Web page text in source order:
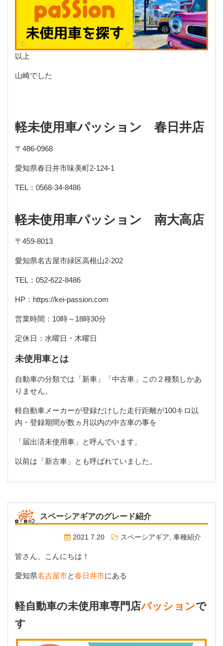
以上
山崎でした
軽未使用車パッション 春日井店
〒 486-0968
愛知県春日井市味美町2-124-1
TEL ： 0568-34-8486
軽未使用車パッション 南大高店
〒 459-8013
愛知県名古屋市緑区高根山2-202
TEL ： 052-622-8486
HP ： https://kei-passion.com
営業時間： 10時～ 18時30分
定休日：水曜日・木曜日
未使用車とは
自動車の分類では「新車」「中古車」この２種類しかあ
りません。
軽自動車メーカーが登録だけした走行距離が100キロ以
内・登録期間が数ヵ月以内の中古車の事を
「届出済未使用車」と呼んでいます。
以前は「新古車」とも呼ばれていました。
スペーシアギアのグレード紹介
2021.7.20 スペーシアギア 車種紹介
皆さん、こんにちは！
愛知県名古屋市と春日井市にある
軽自動車の未使用車専門店パッションで
す